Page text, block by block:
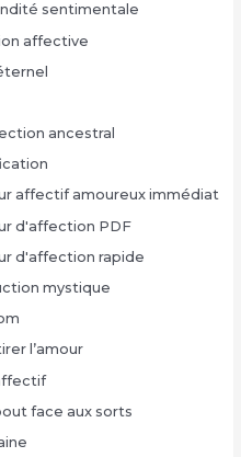
sentimentale
affective
ancestral
affectif amoureux immédiat
d'affection PDF
d'affection rapide
mystique
l’amour
face aux sorts